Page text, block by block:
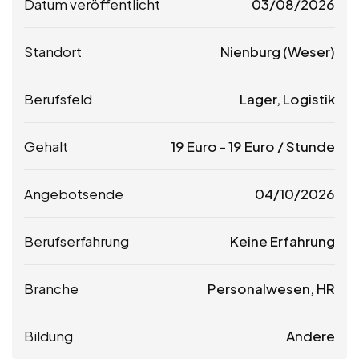
Datum veröffentlicht 03/08/2026
Standort Nienburg (Weser)
Berufsfeld Lager, Logistik
Gehalt 19 Euro -19 Euro / Stunde
Angebotsende 04/10/2026
Berufserfahrung Keine Erfahrung
Branche Personalwesen, HR
Bildung Andere